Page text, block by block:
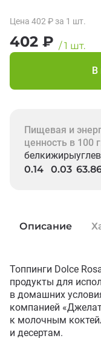
Цена 402 ₽ за 1 шт.
402 ₽ /1 шт.
В
Пищевая и
ценность в 100
белки
0.14
жиры
0.03
Описание
Топпинги Dolce
продукты для
в домашних
компанией
к молочным
и десертам.